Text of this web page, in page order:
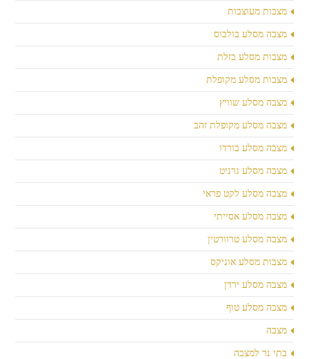
מצבות מעוצבות
מצבה מסלע בולבוס
מצבות מסלע בזלת
מצבות מסלע מקופלת
מצבה מסלע שוויץ
מצבה מסלע מקופלת זהב
מצבה מסלע בורדו
מצבה מסלע גרניט
מצבה מסלע לקט פראי
מצבה מסלע אסייתי
מצבה מסלע טרוורטין
מצבות מסלע אוניקס
מצבה מסלע ירדן
מצבה מסלע טוף
מצבה
בתי נר למצבה